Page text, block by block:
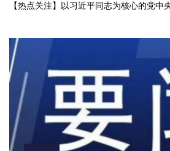
【热点关注】以习近平同志为核心的党中